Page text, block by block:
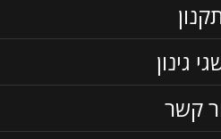
גינון
קשר